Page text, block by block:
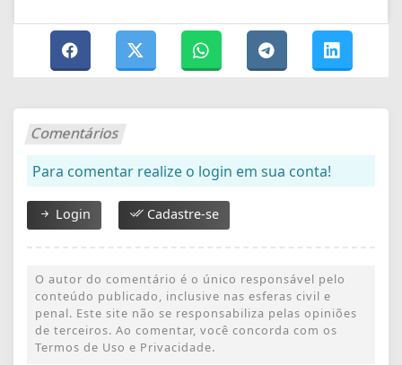
Comentários
Para comentar realize o login em sua conta!
Login Cadastre-se
O autor do comentário é o único responsável pelo
conteúdo publicado, inclusive nas esferas civil e
penal. Este site não se responsabiliza pelas opiniões
de terceiros. Ao comentar, você concorda com os
Termos de Uso e Privacidade.